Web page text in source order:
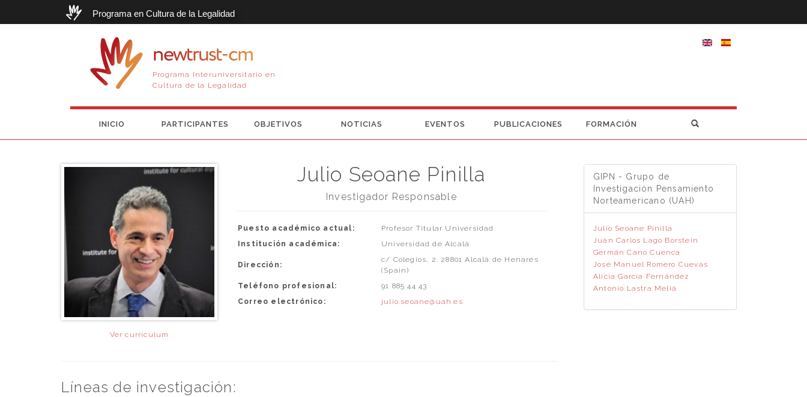
Programa en Cultura de la Legalidad
newtrust-cm
Programa Interuniversitario en
Cultura de la Legalidad
INICIO PARTICIPANTES OBJETIVOS NOTICIAS EVENTOS PUBLICACIONES FORMACIÓN
Ver currículum
Julio Seoane Pinilla
Investigador Responsable
Puesto académico actual:
Profesor Titular Universidad
Institución académica:
Universidad de Alcalá
Dirección:
c/ Colegios, 2. 28801 Alcalá de Henares
(Spain)
Teléfono profesional:
91 885 44 43
Correo electrónico:
julio.seoane@uah.es
Líneas de investigación:
GIPN - Grupo de
Investigación Pensamiento
Norteamericano (UAH)
Julio Seoane Pinilla
Juan Carlos Lago Borstein
Germán Cano Cuenca
José Manuel Romero Cuevas
Alicia García Fernández
Antonio Lastra Meliá